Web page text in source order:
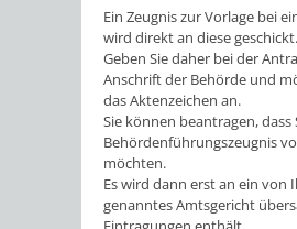
Ein Zeugnis zur Vorlage bei
wird direkt an diese geschickt.
Geben Sie daher bei der
Anschrift der Behörde und
das Aktenzeichen an.
Sie können beantragen, dass
Behördenführungszeugnis
möchten.
Es wird dann erst an ein von
genanntes Amtsgericht